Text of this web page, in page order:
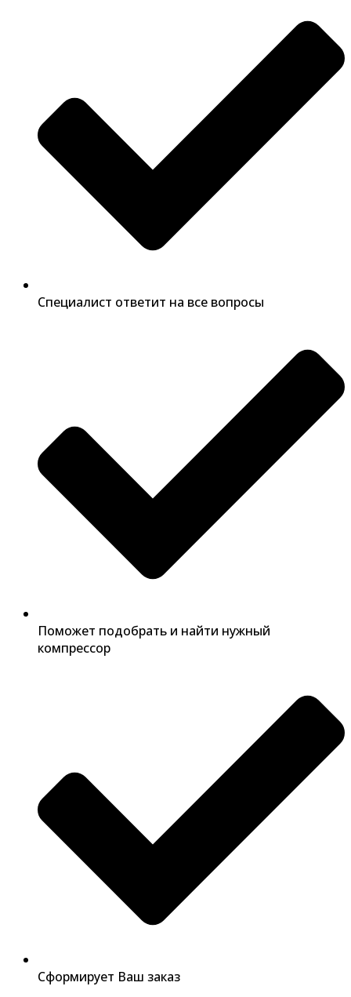
Специалист ответит на все вопросы
Поможет подобрать и найти нужный
компрессор
Сформирует Ваш заказ